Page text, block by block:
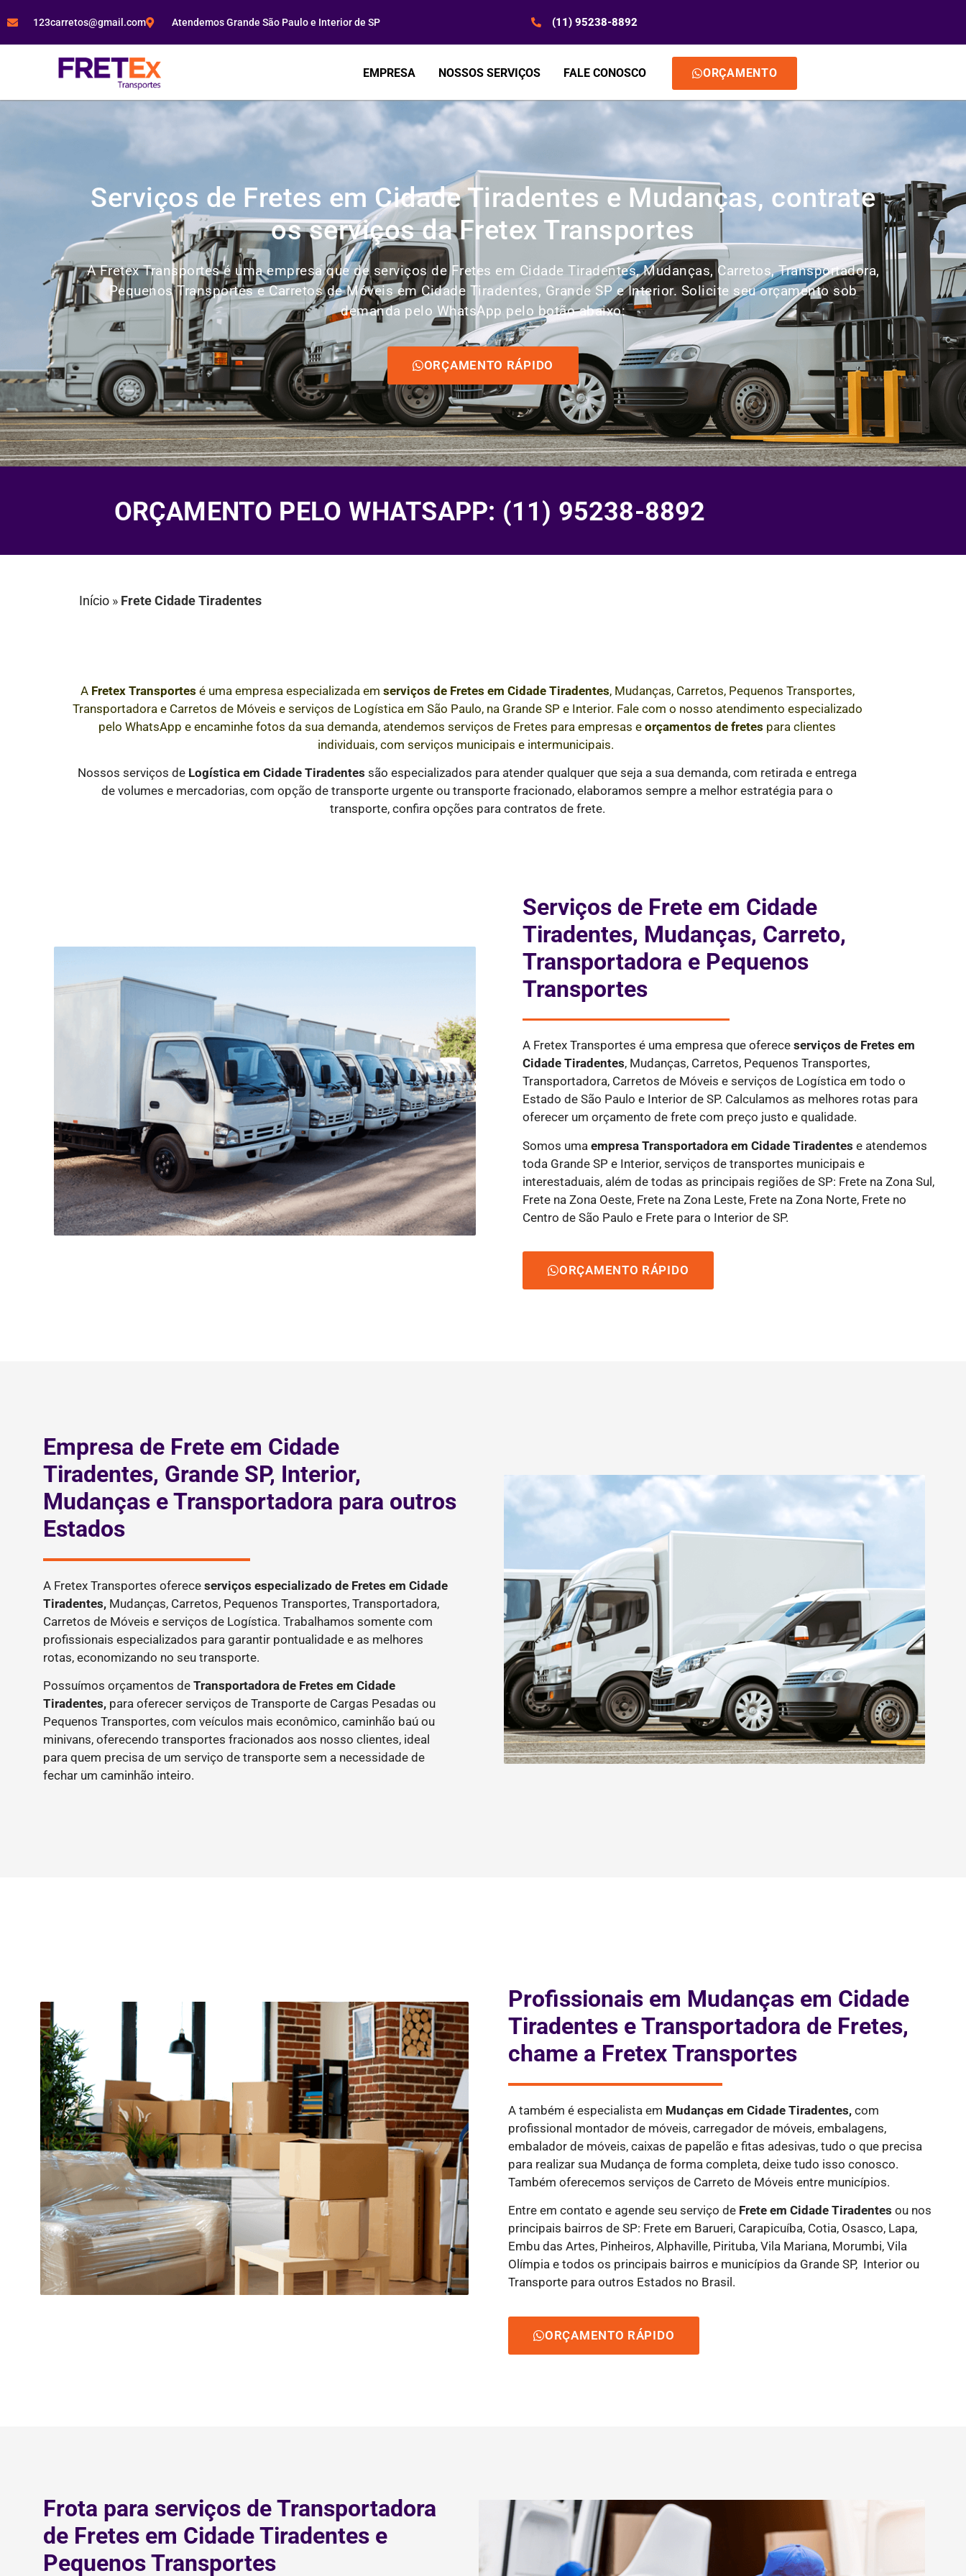
123carretos@gmail.com Atendemos Grande São Paulo e Interior de SP (11) 95238-8892
EMPRESA NOSSOS SERVIÇOS FALE CONOSCO ORÇAMENTO
Serviços de Fretes em Cidade Tiradentes e Mudanças, contrate
os serviços da Fretex Transportes
A Fretex Transportes é uma empresa que de serviços de Fretes em Cidade Tiradentes, Mudanças, Carretos, Transportadora,
Pequenos Transportes e Carretos de Móveis em Cidade Tiradentes, Grande SP e Interior. Solicite seu orçamento sob
demanda pelo WhatsApp pelo botão abaixo:
ORÇAMENTO RÁPIDO
ORÇAMENTO PELO WHATSAPP: (11) 95238-8892
Início » Frete Cidade Tiradentes
A Fretex Transportes é uma empresa especializada em serviços de Fretes em Cidade Tiradentes, Mudanças, Carretos, Pequenos Transportes,
Transportadora e Carretos de Móveis e serviços de Logística em São Paulo, na Grande SP e Interior. Fale com o nosso atendimento especializado
pelo WhatsApp e encaminhe fotos da sua demanda, atendemos serviços de Fretes para empresas e orçamentos de fretes para clientes
individuais, com serviços municipais e intermunicipais.
Nossos serviços de Logística em Cidade Tiradentes são especializados para atender qualquer que seja a sua demanda, com retirada e entrega
de volumes e mercadorias, com opção de transporte urgente ou transporte fracionado, elaboramos sempre a melhor estratégia para o
transporte, confira opções para contratos de frete.
Serviços de Frete em Cidade
Tiradentes, Mudanças, Carreto,
Transportadora e Pequenos
Transportes
A Fretex Transportes é uma empresa que ofereceserviços de Fretesem
Cidade Tiradentes, Mudanças, Carretos, Pequenos Transportes,
Transportadora, Carretos de Móveis e serviços de Logística em todo o
Estado de São Paulo e Interior de SP. Calculamos as melhores rotas para
oferecer um orçamento de frete com preço justo e qualidade.
Somos umaempresa Transportadora em Cidade Tiradentes e atendemos
toda Grande SP e Interior, serviços de transportes municipais e
interestaduais, além de todas as principais regiões de SP: Frete na Zona Sul,
Frete na Zona Oeste, Frete na Zona Leste, Frete na Zona Norte, Frete no
Centro de São Paulo e Frete para o Interior de SP.
ORÇAMENTO RÁPIDO
Empresa de Frete em Cidade
Tiradentes, Grande SP, Interior,
Mudanças e Transportadora para outros
Estados
A Fretex Transportes oferece serviços especializado de Fretes em Cidade
Tiradentes, Mudanças, Carretos, Pequenos Transportes, Transportadora,
Carretos de Móveis e serviços de Logística. Trabalhamos somente com
profissionais especializados para garantir pontualidade e as melhores
rotas, economizando no seu transporte.
Possuímos orçamentos de Transportadora de Fretes em Cidade
Tiradentes, para oferecer serviços de Transporte de Cargas Pesadas ou
Pequenos Transportes, com veículos mais econômico, caminhão baú ou
minivans, oferecendo transportes fracionados aos nosso clientes, ideal
para quem precisa de um serviço de transporte sem a necessidade de
fechar um caminhão inteiro.
Profissionais em Mudanças em Cidade
Tiradentes e Transportadora de Fretes,
chame a Fretex Transportes
A também é especialista em Mudanças em Cidade Tiradentes, com
profissional montador de móveis, carregador de móveis, embalagens,
embalador de móveis, caixas de papelão e fitas adesivas, tudo o que precisa
para realizar sua Mudança de forma completa, deixe tudo isso conosco.
Também oferecemos serviços de Carreto de Móveis entre municípios.
Entre em contato e agende seu serviço de Freteem Cidade Tiradentes ou nos
principais bairros de SP: Frete em Barueri, Carapicuíba, Cotia, Osasco, Lapa,
Embu das Artes, Pinheiros, Alphaville, Pirituba, Vila Mariana, Morumbi, Vila
Olímpia e todos os principais bairros e municípios da Grande SP, Interior ou
Transporte para outros Estados no Brasil.
ORÇAMENTO RÁPIDO
Frota para serviços de Transportadora
de Fretes em Cidade Tiradentes e
Pequenos Transportes